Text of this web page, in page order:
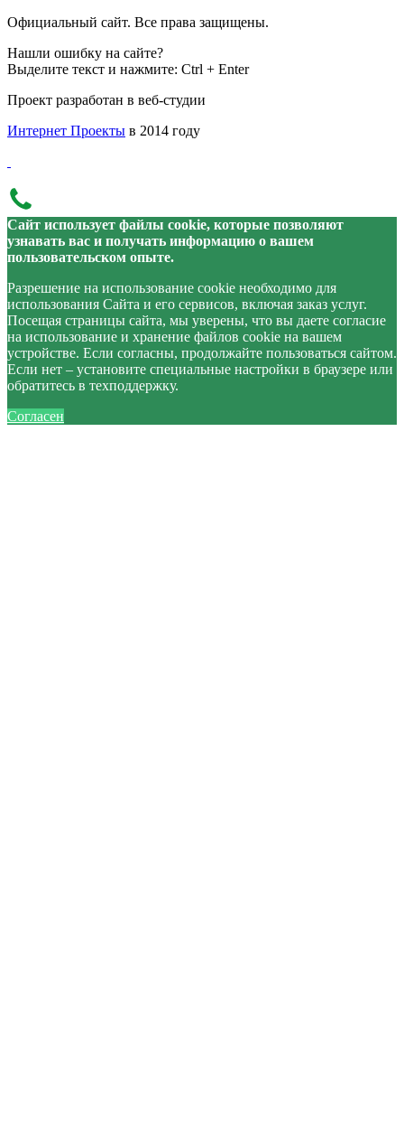
Официальный сайт. Все права защищены.
Нашли ошибку на сайте?
Выделите текст и нажмите: Ctrl + Enter
Проект разработан в веб-студии
Интернет Проекты в 2014 году
Сайт использует файлы cookie, которые позволяют
узнавать вас и получать информацию о вашем
пользовательском опыте.
Разрешение на использование cookie необходимо для
использования Сайта и его сервисов, включая заказ услуг.
Посещая страницы сайта, мы уверены, что вы даете согласие
на использование и хранение файлов cookie на вашем
устройстве. Если согласны, продолжайте пользоваться сайтом.
Если нет – установите специальные настройки в браузере или
обратитесь в техподдержку.
Согласен